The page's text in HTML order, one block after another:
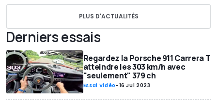
PLUS D'ACTUALITÉS
Derniers essais
Regardez la Porsche 911 Carrera T
atteindre les 303 km/h avec
"seulement" 379 ch
Essai Vidéo -16 Jul 2023